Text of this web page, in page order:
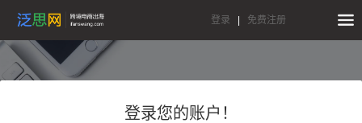
登录 免费注册
登录您的账户！